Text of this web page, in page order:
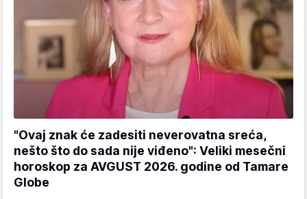
"Ovaj znak će zadesiti neverovatna sreća,
nešto što do sada nije viđeno": Veliki mesečni
horoskop za AVGUST 2026. godine od Tamare
Globe